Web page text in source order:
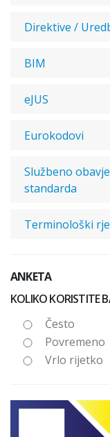
Direktive /
BIM
eJUS
Eurokodovi
Službeno
standarda
Terminološki
ANKETA
KOLIKO KORISTITE
Često
Povremeno
Vrlo rijetko